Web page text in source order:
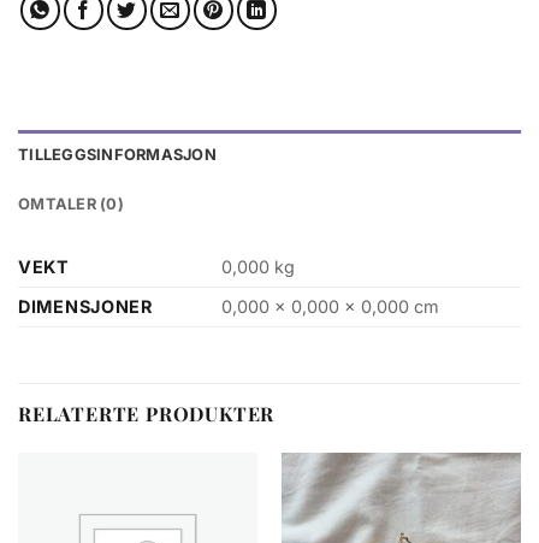
TILLEGGSINFORMASJON
OMTALER (0)
VEKT
0,000 kg
DIMENSJONER
0,000 × 0,000 × 0,000 cm
RELATERTE PRODUKTER